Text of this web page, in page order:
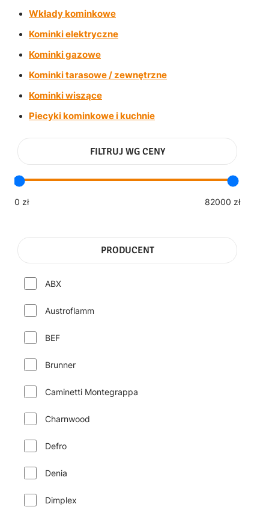
Wkłady kominkowe
Kominki elektryczne
Kominki gazowe
Kominki tarasowe / zewnętrzne
Kominki wiszące
Piecyki kominkowe i kuchnie
FILTRUJ WG CENY
0 zł 82000 zł
PRODUCENT
ABX
Austroflamm
BEF
Brunner
Caminetti Montegrappa
Charnwood
Defro
Denia
Dimplex